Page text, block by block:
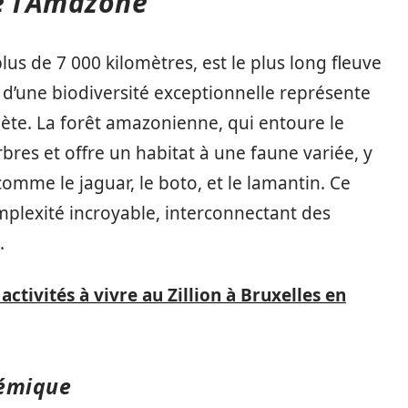
de 7 000 kilomètres, est le plus long fleuve
biodiversité exceptionnelle représente
La forêt amazonienne, qui entoure le
et offre un habitat à une faune variée, y
le jaguar, le boto, et le lamantin. Ce
incroyable, interconnectant des
à vivre au Zillion à Bruxelles en